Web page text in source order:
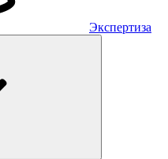
Экспертиза